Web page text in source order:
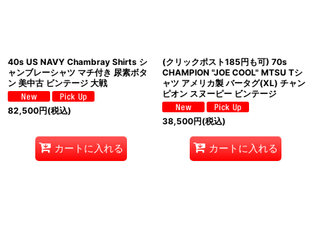
40s US NAVY Chambray Shirts シ
ャンブレーシャツ マチ付き 尿素ボタ
ン 美中古 ビンテージ 大戦
82,500円(税込)
カートに入れる
(クリックポスト185円も可) 70s
CHAMPION "JOE COOL" MTSU Tシ
ャツ アメリカ製 バータグ(XL) チャン
ピオン スヌーピー ビンテージ
38,500円(税込)
カートに入れる